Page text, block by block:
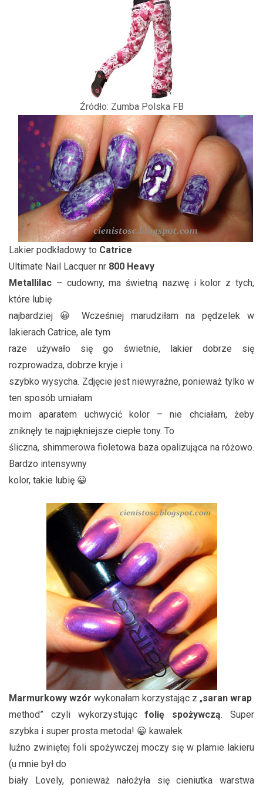
Źródło: Zumba Polska FB
Lakier podkładowy to Catrice
Ultimate Nail Lacquer nr 800 Heavy
Metallilac – cudowny, ma świetną nazwę i kolor z tych,
które lubię
najbardziej 😀 Wcześniej marudziłam na pędzelek w
lakierach Catrice, ale tym
raze używało się go świetnie, lakier dobrze się
rozprowadza, dobrze kryje i
szybko wysycha. Zdjęcie jest niewyraźne, ponieważ tylko w
ten sposób umiałam
moim aparatem uchwycić kolor – nie chciałam, żeby
zniknęły te najpiękniejsze ciepłe tony. To
śliczna, shimmerowa fioletowa baza opalizująca na różowo.
Bardzo intensywny
kolor, takie lubię 😀
Marmurkowy wzór wykonałam korzystając z „saran wrap
method” czyli wykorzystującfolię spożywczą. Super
szybka i super prosta metoda! 😀 kawałek
luźno zwiniętej foli spożywczej moczy się w plamie lakieru
(u mnie był do
biały Lovely, ponieważ nałożyła się cieniutka warstwa